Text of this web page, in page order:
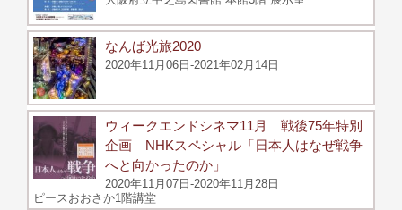
なんば光旅2020
2020年11月06日-2021年02月14日
ウィークエンドシネマ11月 戦後75年特別
企画 NHKスペシャル「日本人はなぜ戦争
へと向かったのか」
2020年11月07日-2020年11月28日
ピースおおさか1階講堂